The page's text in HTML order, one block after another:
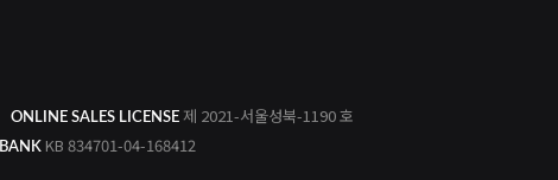
ONLINE SALES LICENSE 제 2021-서울성북-1190 호
BANK KB 834701-04-168412